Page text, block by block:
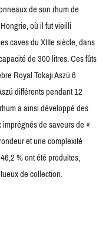
de son rhum de
où il fut vieilli
caves du XIIIe siècle, dans
de 300 litres. Ces fûts
Royal Tokaji Aszú 6
différents pendant 12
a ainsi développé des
de saveurs de «
et une complexité
% ont été produites,
de collection.